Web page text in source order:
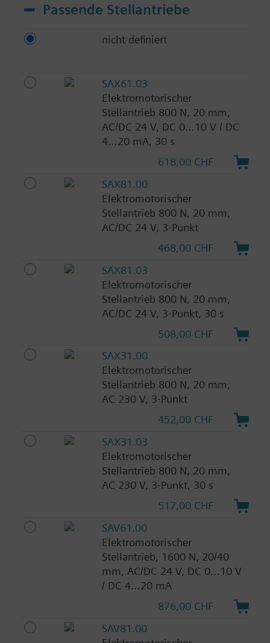
Passende Stellantriebe
nicht definiert
SAX61.03
Elektromotorischer
Stellantrieb 800 N, 20 mm,
AC/DC 24 V, DC 0…10 V / DC
4…20 mA, 30 s
618,00 CHF
SAX81.00
Elektromotorischer
Stellantrieb 800 N, 20 mm,
AC/DC 24 V, 3-Punkt
468,00 CHF
SAX81.03
Elektromotorischer
Stellantrieb 800 N, 20 mm,
AC/DC 24 V, 3-Punkt, 30 s
508,00 CHF
SAX31.00
Elektromotorischer
Stellantrieb 800 N, 20 mm,
AC 230 V, 3-Punkt
452,00 CHF
SAX31.03
Elektromotorischer
Stellantrieb 800 N, 20 mm,
AC 230 V, 3-Punkt, 30 s
517,00 CHF
SAV61.00
Elektromotorischer
Stellantrieb, 1600 N, 20/40
mm, AC/DC 24 V, DC 0…10 V
/ DC 4…20 mA
876,00 CHF
SAV81.00